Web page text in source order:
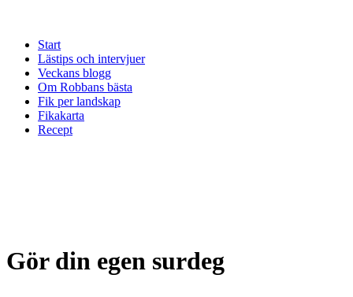
Start
Lästips och intervjuer
Veckans blogg
Om Robbans bästa
Fik per landskap
Fikakarta
Recept
Gör din egen surdeg